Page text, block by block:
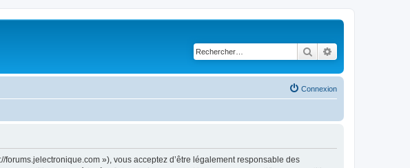
Rechercher
Connexion
»), vous acceptez d’être légalement responsable des